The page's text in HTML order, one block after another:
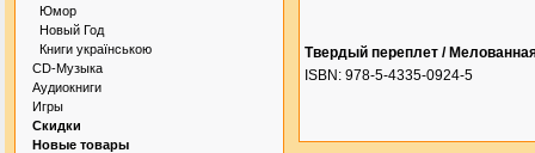
Юмор
Новый Год
Книги українською
CD-Музыка
Аудиокниги
Игры
Скидки
Новые товары
Твердый переплет /
ISBN: 978-5-4335-0924-5